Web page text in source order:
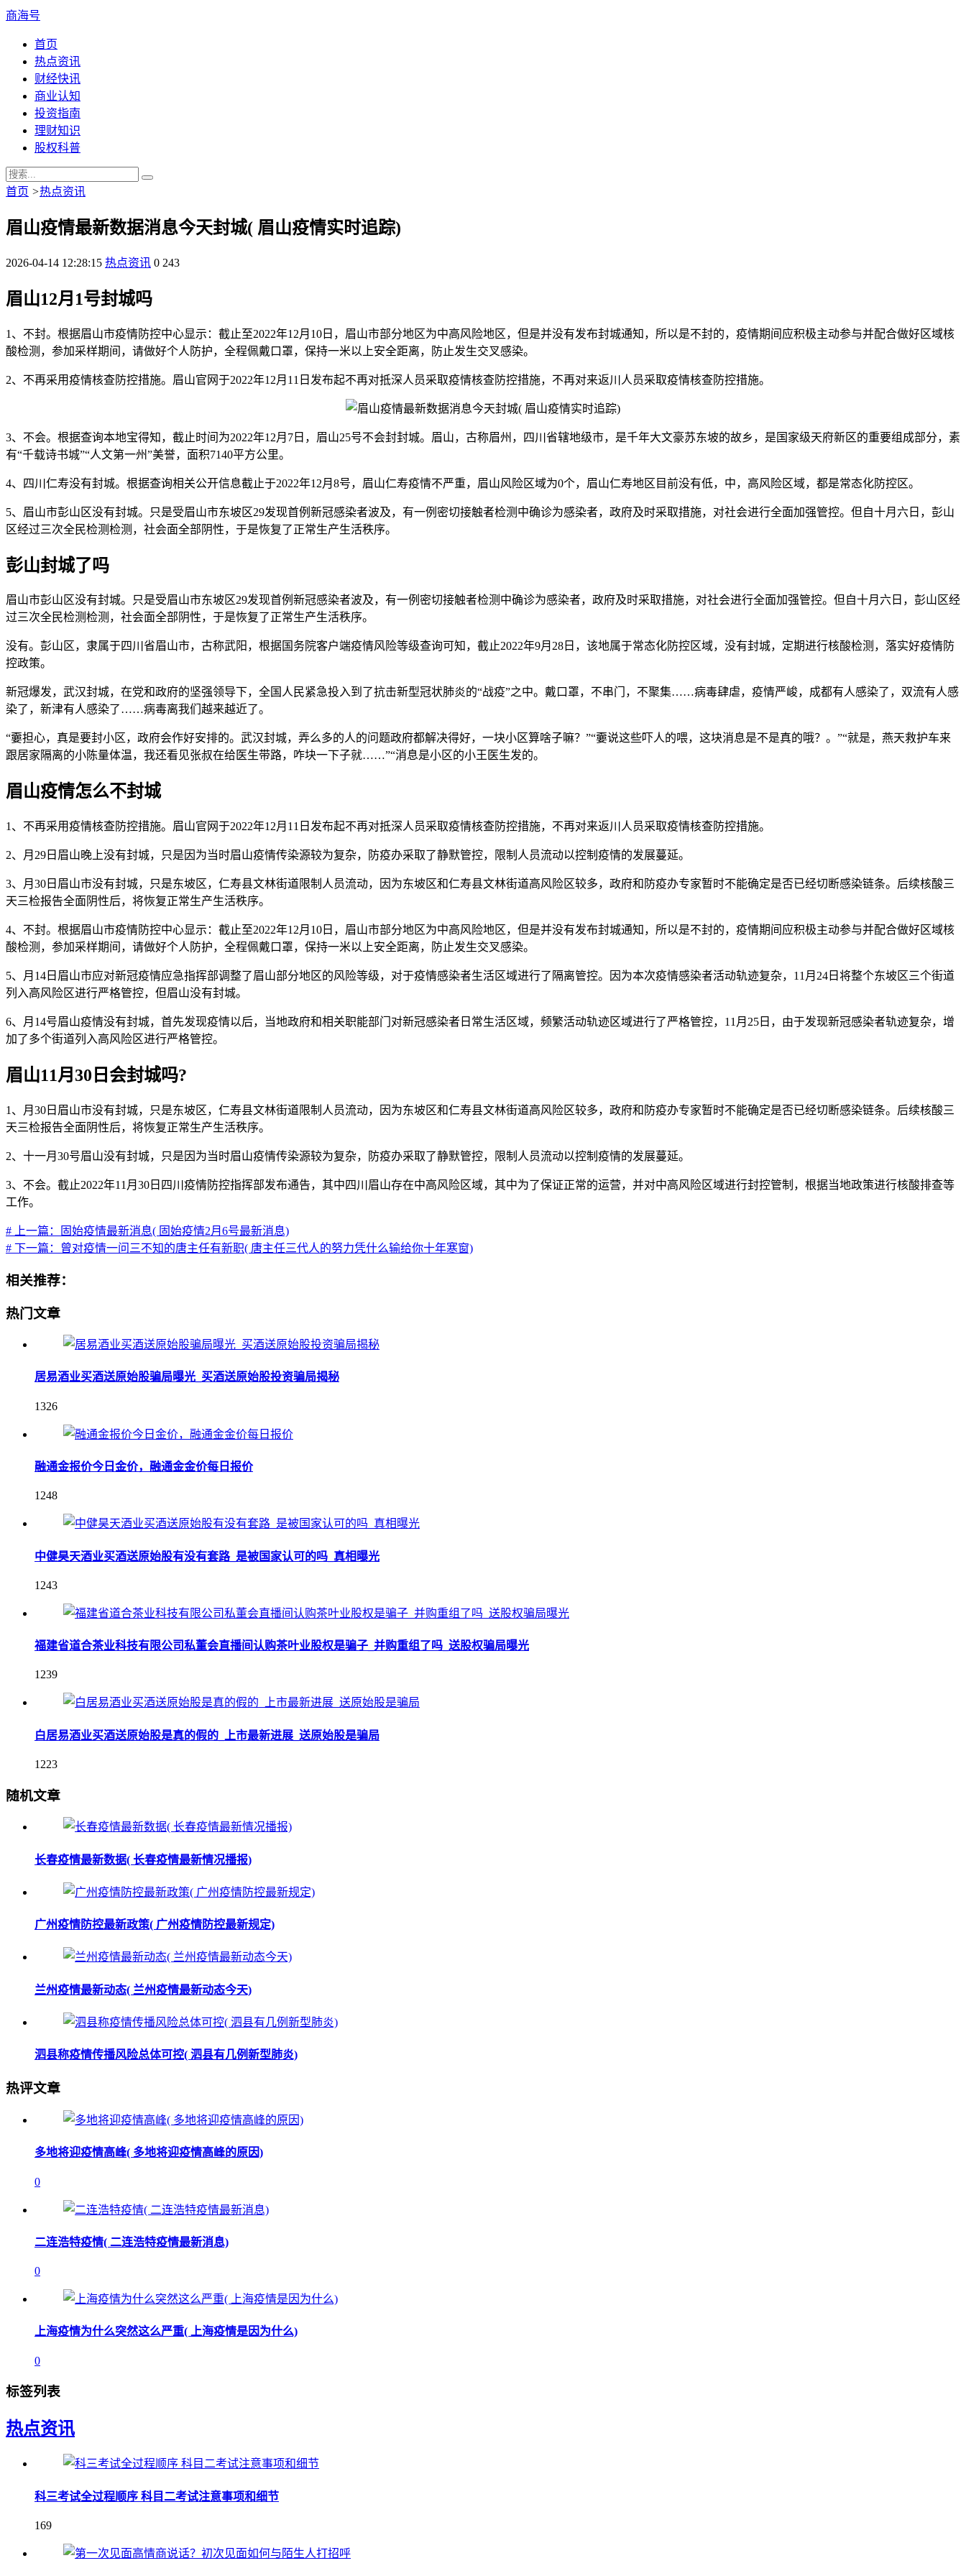
商海号
首页
热点资讯
财经快讯
商业认知
投资指南
理财知识
股权科普
首页 >热点资讯
眉山疫情最新数据消息今天封城( 眉山疫情实时追踪)
2026-04-14 12:28:15 热点资讯 0 243
眉山12月1号封城吗
1、不封。根据眉山市疫情防控中心显示：截止至2022年12月10日，眉山市部分地区为中高风险地区，但是并没有发布封城通知，所以是不封的，疫情期间应积极主动参与并配合做好区域核
酸检测，参加采样期间，请做好个人防护，全程佩戴口罩，保持一米以上安全距离，防止发生交叉感染。
2、不再采用疫情核查防控措施。眉山官网于2022年12月11日发布起不再对抵深人员采取疫情核查防控措施，不再对来返川人员采取疫情核查防控措施。
3、不会。根据查询本地宝得知，截止时间为2022年12月7日，眉山25号不会封封城。眉山，古称眉州，四川省辖地级市，是千年大文豪苏东坡的故乡，是国家级天府新区的重要组成部分，素
有“千载诗书城”“人文第一州”美誉，面积7140平方公里。
4、四川仁寿没有封城。根据查询相关公开信息截止于2022年12月8号，眉山仁寿疫情不严重，眉山风险区域为0个，眉山仁寿地区目前没有低，中，高风险区域，都是常态化防控区。
5、眉山市彭山区没有封城。只是受眉山市东坡区29发现首例新冠感染者波及，有一例密切接触者检测中确诊为感染者，政府及时采取措施，对社会进行全面加强管控。但自十月六日，彭山
区经过三次全民检测检测，社会面全部阴性，于是恢复了正常生产生活秩序。
彭山封城了吗
眉山市彭山区没有封城。只是受眉山市东坡区29发现首例新冠感染者波及，有一例密切接触者检测中确诊为感染者，政府及时采取措施，对社会进行全面加强管控。但自十月六日，彭山区经
过三次全民检测检测，社会面全部阴性，于是恢复了正常生产生活秩序。
没有。彭山区，隶属于四川省眉山市，古称武阳，根据国务院客户端疫情风险等级查询可知，截止2022年9月28日，该地属于常态化防控区域，没有封城，定期进行核酸检测，落实好疫情防
控政策。
新冠爆发，武汉封城，在党和政府的坚强领导下，全国人民紧急投入到了抗击新型冠状肺炎的“战疫”之中。戴口罩，不串门，不聚集……病毒肆虐，疫情严峻，成都有人感染了，双流有人感
染了，新津有人感染了……病毒离我们越来越近了。
“嫑担心，真是要封小区，政府会作好安排的。武汉封城，弄么多的人的问题政府都解决得好，一块小区算啥子嘛？”“嫑说这些吓人的喂，这块消息是不是真的哦？。”“就是，燕天救护车来
跟居家隔离的小陈量体温，我还看见张叔在给医生带路，咋块一下子就……”“消息是小区的小王医生发的。
眉山疫情怎么不封城
1、不再采用疫情核查防控措施。眉山官网于2022年12月11日发布起不再对抵深人员采取疫情核查防控措施，不再对来返川人员采取疫情核查防控措施。
2、月29日眉山晚上没有封城，只是因为当时眉山疫情传染源较为复杂，防疫办采取了静默管控，限制人员流动以控制疫情的发展蔓延。
3、月30日眉山市没有封城，只是东坡区，仁寿县文林街道限制人员流动，因为东坡区和仁寿县文林街道高风险区较多，政府和防疫办专家暂时不能确定是否已经切断感染链条。后续核酸三
天三检报告全面阴性后，将恢复正常生产生活秩序。
4、不封。根据眉山市疫情防控中心显示：截止至2022年12月10日，眉山市部分地区为中高风险地区，但是并没有发布封城通知，所以是不封的，疫情期间应积极主动参与并配合做好区域核
酸检测，参加采样期间，请做好个人防护，全程佩戴口罩，保持一米以上安全距离，防止发生交叉感染。
5、月14日眉山市应对新冠疫情应急指挥部调整了眉山部分地区的风险等级，对于疫情感染者生活区域进行了隔离管控。因为本次疫情感染者活动轨迹复杂，11月24日将整个东坡区三个街道
列入高风险区进行严格管控，但眉山没有封城。
6、月14号眉山疫情没有封城，首先发现疫情以后，当地政府和相关职能部门对新冠感染者日常生活区域，频繁活动轨迹区域进行了严格管控，11月25日，由于发现新冠感染者轨迹复杂，增
加了多个街道列入高风险区进行严格管控。
眉山11月30日会封城吗?
1、月30日眉山市没有封城，只是东坡区，仁寿县文林街道限制人员流动，因为东坡区和仁寿县文林街道高风险区较多，政府和防疫办专家暂时不能确定是否已经切断感染链条。后续核酸三
天三检报告全面阴性后，将恢复正常生产生活秩序。
2、十一月30号眉山没有封城，只是因为当时眉山疫情传染源较为复杂，防疫办采取了静默管控，限制人员流动以控制疫情的发展蔓延。
3、不会。截止2022年11月30日四川疫情防控指挥部发布通告，其中四川眉山存在中高风险区域，其中为了保证正常的运营，并对中高风险区域进行封控管制，根据当地政策进行核酸排查等
工作。
# 上一篇：固始疫情最新消息( 固始疫情2月6号最新消息)
# 下一篇：曾对疫情一问三不知的唐主任有新职( 唐主任三代人的努力凭什么输给你十年寒窗)
相关推荐：
热门文章
居易酒业买酒送原始股骗局曝光_买酒送原始股投资骗局揭秘
1326
融通金报价今日金价，融通金金价每日报价
1248
中健昊天酒业买酒送原始股有没有套路_是被国家认可的吗_真相曝光
1243
福建省道合茶业科技有限公司私董会直播间认购茶叶业股权是骗子_并购重组了吗_送股权骗局曝光
1239
白居易酒业买酒送原始股是真的假的_上市最新进展_送原始股是骗局
1223
随机文章
长春疫情最新数据( 长春疫情最新情况播报)
广州疫情防控最新政策( 广州疫情防控最新规定)
兰州疫情最新动态( 兰州疫情最新动态今天)
泗县称疫情传播风险总体可控( 泗县有几例新型肺炎)
热评文章
多地将迎疫情高峰( 多地将迎疫情高峰的原因)
0
二连浩特疫情( 二连浩特疫情最新消息)
0
上海疫情为什么突然这么严重( 上海疫情是因为什么)
0
标签列表
热点资讯
科三考试全过程顺序 科目二考试注意事项和细节
169